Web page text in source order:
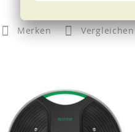
Merken Vergleichen